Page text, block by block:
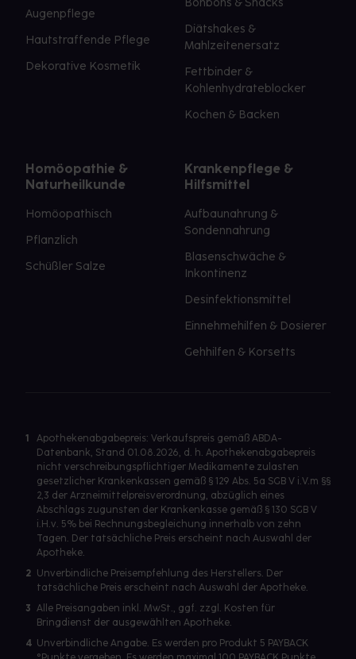
Augenpflege
Hautstraffende Pflege
Dekorative Kosmetik
Bonbons & Snacks
Diätshakes &
Mahlzeitenersatz
Fettbinder &
Kohlenhydrateblocker
Kochen & Backen
Homöopathie &
Naturheilkunde
Homöopathisch
Pflanzlich
Schüßler Salze
Krankenpflege &
Hilfsmittel
Aufbaunahrung &
Sondennahrung
Blasenschwäche &
Inkontinenz
Desinfektionsmittel
Einnehmehilfen & Dosierer
Gehhilfen & Korsetts
1
Apothekenabgabepreis: Verkaufspreis gemäß ABDA-
Datenbank, Stand 01.08.2026, d. h. Apothekenabgabepreis
nicht verschreibungspflichtiger Medikamente zulasten
gesetzlicher Krankenkassen gemäß § 129 Abs. 5a SGB V i.V.m §§
2,3 der Arzneimittelpreisverordnung, abzüglich eines
Abschlags zugunsten der Krankenkasse gemäß § 130 SGB V
i.H.v. 5% bei Rechnungsbegleichung innerhalb von zehn
Tagen. Der tatsächliche Preis erscheint nach Auswahl der
Apotheke.
2 Unverbindliche Preisempfehlung des Herstellers. Der
tatsächliche Preis erscheint nach Auswahl der Apotheke.
3 Alle Preisangaben inkl. MwSt., ggf. zzgl. Kosten für
Bringdienst der ausgewählten Apotheke.
4 Unverbindliche Angabe. Es werden pro Produkt 5 PAYBACK